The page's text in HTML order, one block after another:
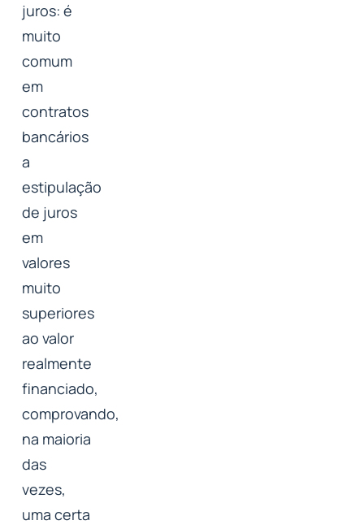
juros: é
muito
comum
em
contratos
bancários
a
estipulação
de juros
em
valores
muito
superiores
ao valor
realmente
financiado,
comprovando,
na maioria
das
vezes,
uma certa